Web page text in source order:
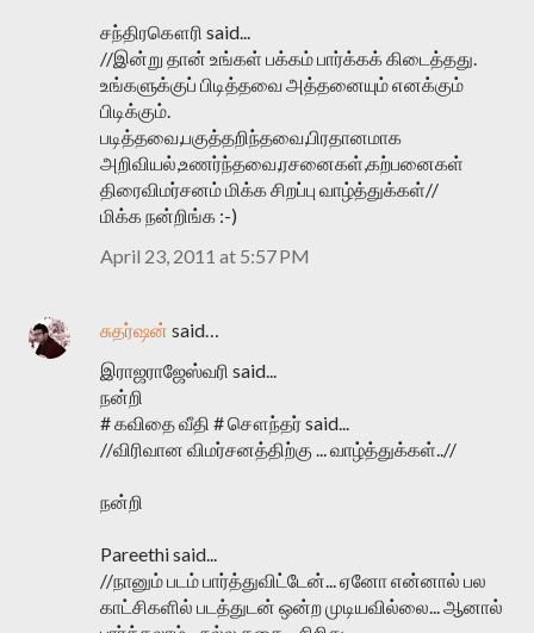
சந்திரகௌரி said...
//இன்று தான் உங்கள் பக்கம் பார்க்கக் கிடைத்தது.
உங்களுக்குப் பிடித்தவை அத்தனையும் எனக்கும்
பிடிக்கும்.
படித்தவை,பகுத்தறிந்தவை,பிரதானமாக
அறிவியல்,உணர்ந்தவை,ரசனைகள்,கற்பனைகள்
திரைவிமர்சனம் மிக்க சிறப்பு வாழ்த்துக்கள்//
மிக்க நன்றிங்க :-)
April 23, 2011 at 5:57 PM
சுதர்ஷன் said…
இராஜராஜேஸ்வரி said...
நன்றி
# கவிதை வீதி # சௌந்தர் said...
//விரிவான விமர்சனத்திற்கு ... வாழ்த்துக்கள்..//
நன்றி
Pareethi said...
//நானும் படம் பார்த்துவிட்டேன்... ஏனோ என்னால் பல
காட்சிகளில் படத்துடன் ஒன்ற முடியவில்லை... ஆனால்